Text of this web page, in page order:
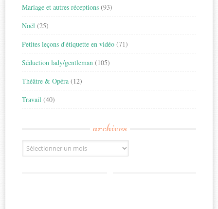
Mariage et autres réceptions (93)
Noël (25)
Petites leçons d'étiquette en vidéo (71)
Séduction lady/gentleman (105)
Théâtre & Opéra (12)
Travail (40)
archives
Archives